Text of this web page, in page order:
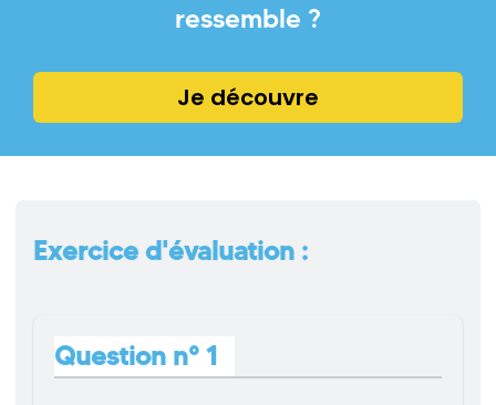
ressemble ?
Je découvre
Exercice d'évaluation :
Question n° 1